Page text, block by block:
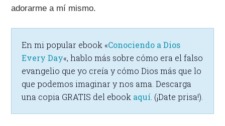
adorarme a mí mismo.
En mi popular ebook «Conociendo a Dios
Every Day«, hablo más sobre cómo era el falso
evangelio que yo creía y cómo Dios más que lo
que podemos imaginar y nos ama. Descarga
una copia GRATIS del ebook aquí . (¡Date prisa!).